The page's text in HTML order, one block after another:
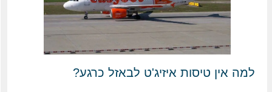
למה אין טיסות איזיג'ט לבאזל כרגע?